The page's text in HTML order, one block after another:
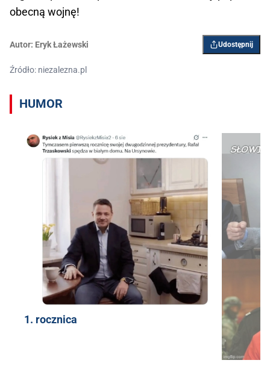
obecną wojnę!
Autor: Eryk Łażewski Udostępnij
Źródło: niezalezna.pl
HUMOR
1. rocznica